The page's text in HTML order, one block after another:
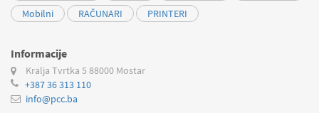
Mobilni
RAČUNARI PRINTERI
Informacije
Kralja Tvrtka 5 88000 Mostar
+387 36 313 110
info@pcc.ba